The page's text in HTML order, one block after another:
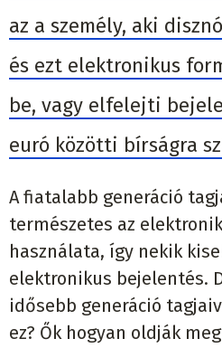
az a személy, aki
és ezt elektronikus
be, vagy elfelejti
euró közötti bírságra
A fiatalabb generáció
természetes az
használata, így nekik
elektronikus bejelentés.
idősebb generáció
ez? Ők hogyan oldják